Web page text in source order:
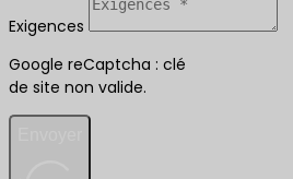
Exigences
Google reCaptcha : clé
de site non valide.